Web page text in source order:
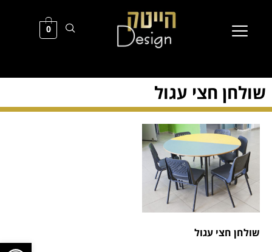
0
שולחן חצי עגול
שולחן חצי עגול